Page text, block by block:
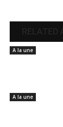
A la une
A la une